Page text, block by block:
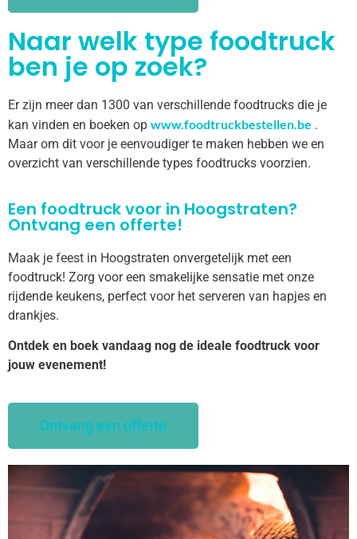
Naar welk type foodtruck
ben je op zoek?
Er zijn meer dan 1300 van verschillende foodtrucks die je
kan vinden en boeken op www.foodtruckbestellen.be .
Maar om dit voor je eenvoudiger te maken hebben we en
overzicht van verschillende types foodtrucks voorzien.
Een foodtruck voor in Hoogstraten?
Ontvang een offerte!
Maak je feest in Hoogstraten onvergetelijk met een
foodtruck! Zorg voor een smakelijke sensatie met onze
rijdende keukens, perfect voor het serveren van hapjes en
drankjes.
Ontdek en boek vandaag nog de ideale foodtruck voor
jouw evenement!
Ontvang een offerte